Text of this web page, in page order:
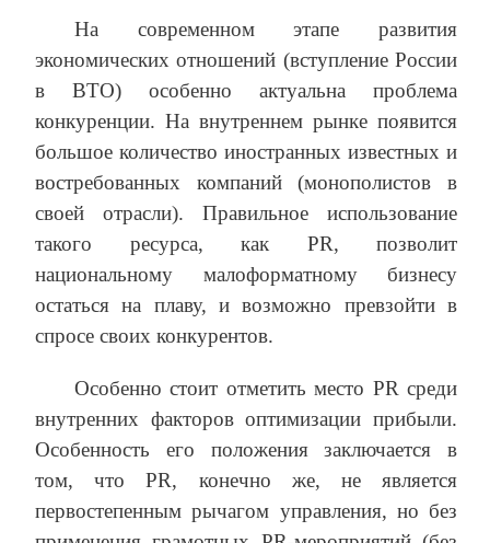
На современном этапе развития
экономических отношений (вступление России
в ВТО) особенно актуальна проблема
конкуренции. На внутреннем рынке появится
большое количество иностранных известных и
востребованных компаний (монополистов в
своей отрасли). Правильное использование
такого ресурса, как PR, позволит
национальному малоформатному бизнесу
остаться на плаву, и возможно превзойти в
спросе своих конкурентов.
Особенно стоит отметить место PR среди
внутренних факторов оптимизации прибыли.
Особенность его положения заключается в
том, что PR, конечно же, не является
первостепенным рычагом управления, но без